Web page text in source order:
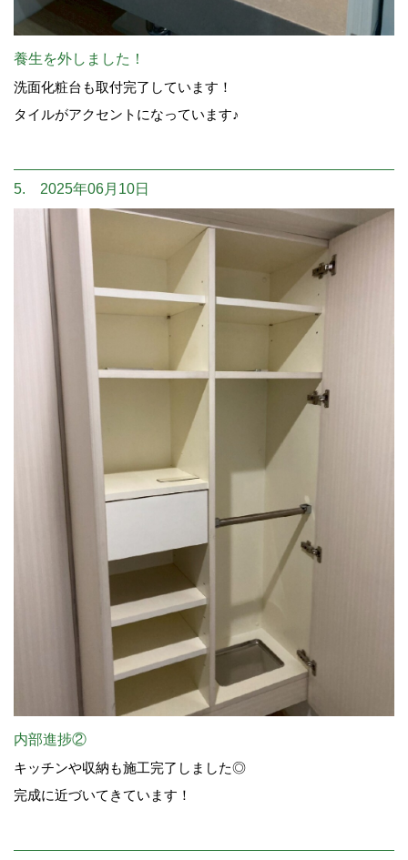
養生を外しました！
洗面化粧台も取付完了しています！
タイルがアクセントになっています♪
5. 2025年06月10日
内部進捗②
キッチンや収納も施工完了しました◎
完成に近づいてきています！